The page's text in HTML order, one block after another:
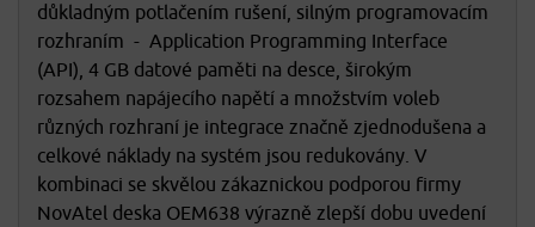
důkladným potlačením rušení, silným programovacím
rozhraním - Application Programming Interface
(API), 4 GB datové paměti na desce, širokým
rozsahem napájecího napětí a množstvím voleb
různých rozhraní je integrace značně zjednodušena a
celkové náklady na systém jsou redukovány. V
kombinaci se skvělou zákaznickou podporou firmy
NovAtel deska OEM638 výrazně zlepší dobu uvedení